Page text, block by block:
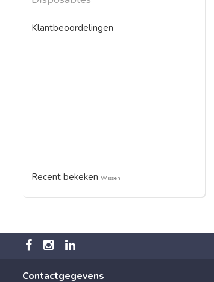
Klantbeoordelingen
Recent bekeken Wissen
Contactgegevens